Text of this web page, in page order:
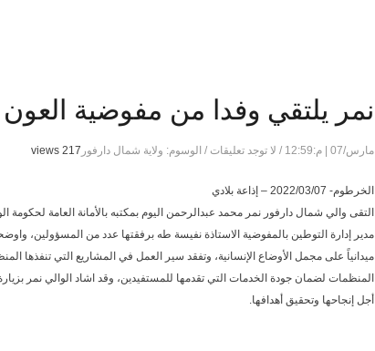
نمر يلتقي وفدا من مفوضية العون
مارس/07 | م:12:59 / لا توجد تعليقات/ الوسوم: ولاية شمال دارفور 217 views
الخرطوم- 2022/03/07 – إذاعة بلادي
التقى والي شمال دارفور نمر محمد عبدالرحمن اليوم بمكتبه بالأمانة العامة لحكومة
مدير إدارة التوطين بالمفوضية الاستاذة نفيسة طه برفقتها عدد من المسؤولين،
ميدانياً على مجمل الأوضاع الإنسانية، وتفقد سير العمل في المشاريع التي
المنظمات لضمان جودة الخدمات التي تقدمها للمستفيدين، وقد اشاد الوالي نمر
أجل إنجاحها وتحقيق أهدافها.